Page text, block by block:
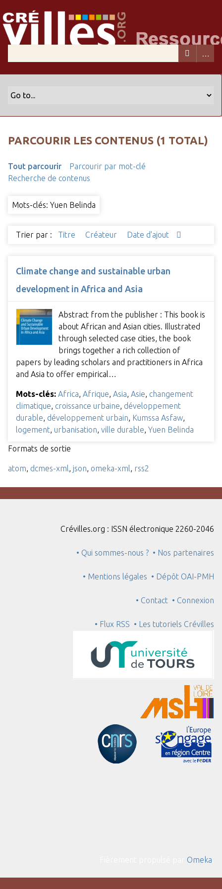
PARCOURIR LES CONTENUS (1 TOTAL)
Tout parcourir
Parcourir par mot-clé
Recherche de contenus
Mots-clés: Yuen Belinda
Trier par : Titre Créateur Date d'ajout
Climate change and sustainable urban
development in Africa and Asia
Abstract from the publisher : This book is
about African and Asian cities. Illustrated
through selected case cities, the book
brings together a rich collection of
papers by leading scholars and practitioners in Africa
and Asia to offer empirical…
Mots-clés: Africa Afrique Asia Asie changement
climatique croissance urbaine développement
durable développement urbain Kumssa Asfaw
logement urbanisation ville durable Yuen Belinda
Formats de sortie
atom dcmes-xml json omeka-xml rss2
Crévilles.org : ISSN électronique 2260-2046
• Qui sommes-nous ? • Nos partenaires
• Mentions légales • Dépôt OAI-PMH
• Contact • Connexion
• Flux RSS • Les tutoriels Crévilles
Omeka